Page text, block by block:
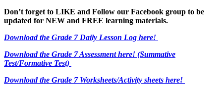
Don’t forget to LIKE and Follow our Facebook group to be
updated for NEW and FREE learning materials.
Download the Grade 7 Daily Lesson Log here!
Download the Grade 7 Assessment here! (Summative
Test/Formative Test)
Download the Grade 7 Worksheets/Activity sheets here!